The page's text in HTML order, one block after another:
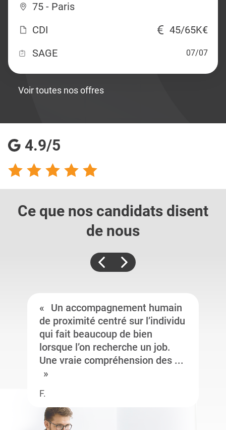
75 - Paris
CDI
45/65K€
SAGE
07/07
Voir toutes nos offres
4.9/5
Ce que nos candidats disent
de nous
Un accompagnement humain
de proximité centré sur l’individu
qui fait beaucoup de bien
lorsque l’on recherche un job.
Une vraie compréhension des ...
F.